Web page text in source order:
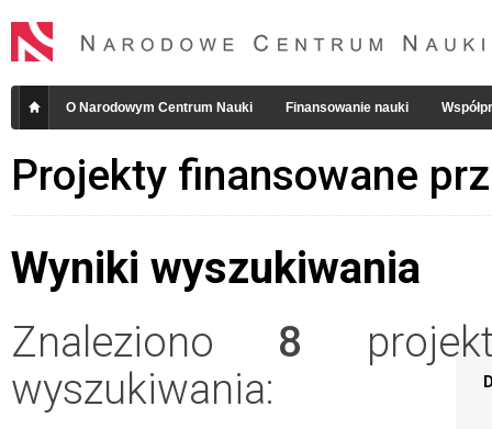
O Narodowym Centrum Nauki Finansowanie nauki
Projekty finansowane
Wyniki wyszukiwania
Znaleziono 8
wyszukiwania: